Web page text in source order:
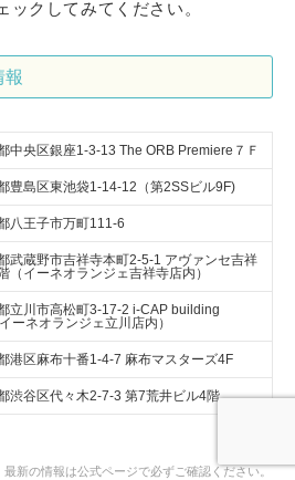
クしてみてください。
報
中央区銀座1-3-13 The ORB Premiere７Ｆ
豊島区東池袋1-14-12（第2SSビル9F)
八王子市万町111-6
武蔵野市吉祥寺本町2-5-1 アヴァンセ吉祥
（イーネオランジェ吉祥寺店内）
立川市高松町3-17-2 i-CAP building
ーネオランジェ立川店内）
港区麻布十番1-4-7 麻布マスターズ4F
渋谷区代々木2-7-3 第7荒井ビル4階
新の情報は公式ページで必ずご確認ください。